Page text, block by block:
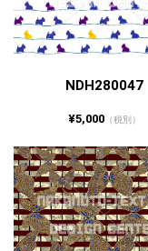
NDH280047
¥5,000 （税別）